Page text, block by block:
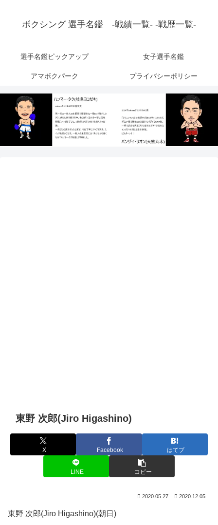
ボクシング 選手名鑑 -戦績一覧- -戦歴一覧-
選手名鑑ピックアップ 女子選手名鑑
アマボクパーク プライバシーポリシー
東野 次郎(Jiro Higashino)
X Facebook はてブ
LINE コピー
2020.05.27 2020.12.05
東野 次郎(Jiro Higashino)(朝日)